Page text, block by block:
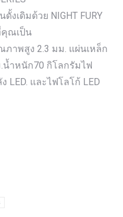
เดิมด้วย NIGHT FURY
คุณเป็น
าพสูง 2.3 มม. แผ่นเหล็ก
ำหนัก70 กิโลกรัมไฟ
LED. และไฟโลโก้ LED